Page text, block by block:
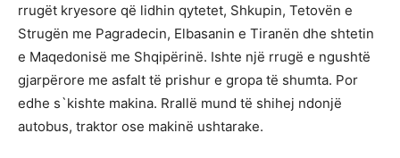
rrugët kryesore që lidhin qytetet, Shkupin, Tetovën e
Strugën me Pagradecin, Elbasanin e Tiranën dhe shtetin
e Maqedonisë me Shqipërinë. Ishte një rrugë e ngushtë
gjarpërore me asfalt të prishur e gropa të shumta. Por
edhe s`kishte makina. Rrallë mund të shihej ndonjë
autobus, traktor ose makinë ushtarake.